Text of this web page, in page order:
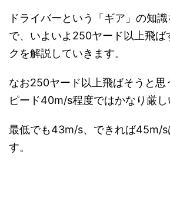
ドライバーという「ギア」の知
で、いよいよ250ヤード以上飛ば
クを解説していきます。
なお250ヤード以上飛ばそうと思
ピード40m/s程度ではかなり厳し
最低でも43m/s、できれば45m/s
す。